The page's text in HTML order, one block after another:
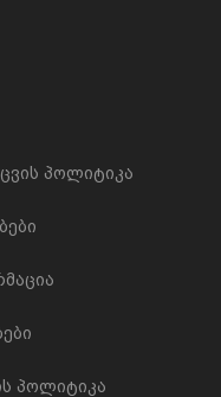
პოლიტიკა
პოლიტიკა